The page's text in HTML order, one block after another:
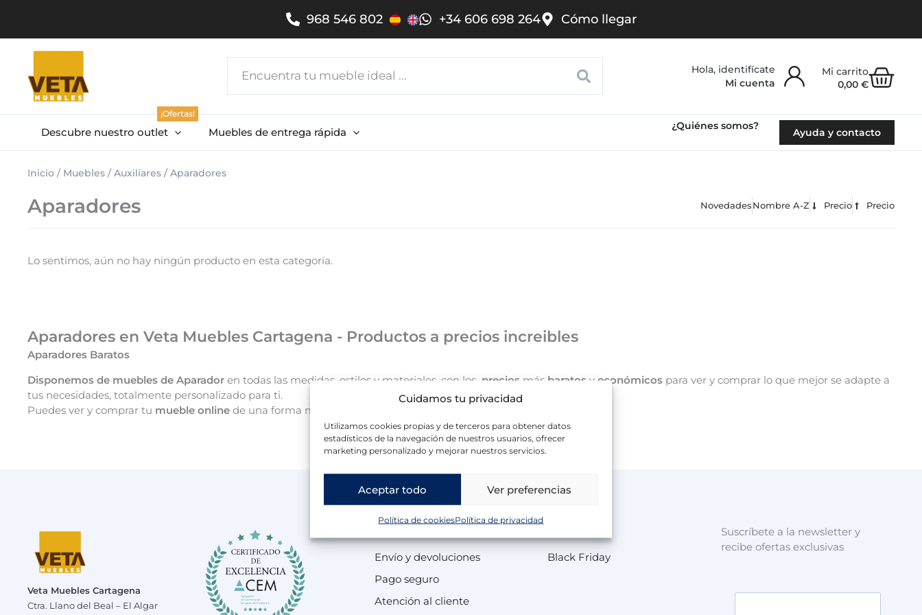
Cuidamos tu privacidad
Utilizamos cookies propias y de terceros para obtener datos
estadísticos de la navegación de nuestros usuarios, ofrecer
marketing personalizado y mejorar nuestros servicios.
Aceptar todo Ver preferencias
Política de cookiesPolítica de privacidad
contenido
968 546 802 +34 606 698 264 Cómo llegar
Mi cuenta 0,00 €
Descubre nuestro outlet
¡Ofertas!
Muebles de entrega rápida ¿Quiénes somos?
Ayuda y contacto
Inicio / Muebles /Auxiliares / Aparadores
Aparadores Novedades Nombre A-Z Precio Precio
Lo sentimos, aún no hay ningún producto en esta categoría.
Aparadores en Veta Muebles Cartagena - Productos a precios increibles
Aparadores Baratos
Disponemos de muebles de Aparador en todas las medidas, estilos y materiales, con los precios más baratos y económicos para ver y comprar lo que mejor se adapte a
tus necesidades, totalmente personalizado para ti.
Puedes ver y comprar tu mueble online de una forma muy rápida y cómoda en Veta Muebles Cartagena.
Veta Muebles Cartagena
Ctra. Llano del Beal – El Algar
Envío y devoluciones
Pago seguro
Atención al cliente
Black Friday
Suscríbete a la newsletter y
recibe ofertas exclusivas